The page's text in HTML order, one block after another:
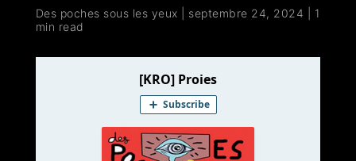
Des poches sous les yeux septembre 24, 2024
1
min read